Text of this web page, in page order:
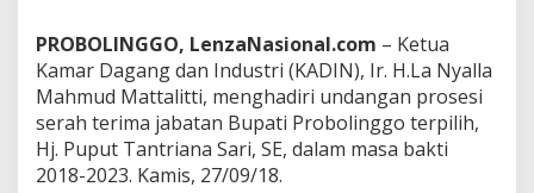
t
i
P
r
o
b
o
PROBOLINGGO, LenzaNasional.com – Ketua
Kamar Dagang dan Industri (KADIN), Ir. H.La Nyalla
Mahmud Mattalitti, menghadiri undangan prosesi
serah terima jabatan Bupati Probolinggo terpilih,
Hj. Puput Tantriana Sari, SE, dalam masa bakti
2018-2023. Kamis, 27/09/18.